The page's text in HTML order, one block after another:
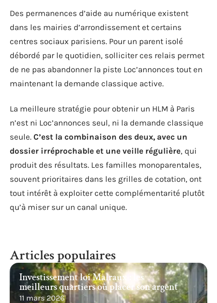
Des permanences d’aide au numérique existent
dans les mairies d’arrondissement et certains
centres sociaux parisiens. Pour un parent isolé
débordé par le quotidien, solliciter ces relais permet
de ne pas abandonner la piste Loc’annonces tout en
maintenant la demande classique active.
La meilleure stratégie pour obtenir un HLM à Paris
n’est ni Loc’annonces seul, ni la demande classique
seule. C’est la combinaison des deux, avec un
dossier irréprochable et une veille régulière, qui
produit des résultats. Les familles monoparentales,
souvent prioritaires dans les grilles de cotation, ont
tout intérêt à exploiter cette complémentarité plutôt
qu’à miser sur un canal unique.
Articles populaires
Investissement loi Malraux : les
meilleurs quartiers où placer son argent
11 mars 2026